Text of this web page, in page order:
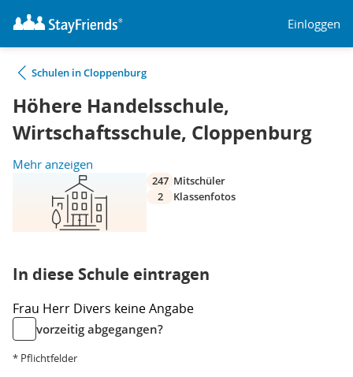
Einloggen
Schulen in Cloppenburg
Höhere Handelsschule,
Wirtschaftsschule, Cloppenburg
Mehr anzeigen
247 Mitschüler
2
Klassenfotos
In diese Schule eintragen
Frau Herr Divers keine Angabe
vorzeitig abgegangen?
* Pflichtfelder